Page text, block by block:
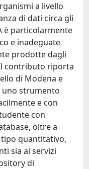
a livello
di dati circa gli
è particolarmente
e inadeguate
prodotte dagli
contributo riporta
di Modena e
uno strumento
e con
con
oltre a
quantitativo,
sia ai servizi
di